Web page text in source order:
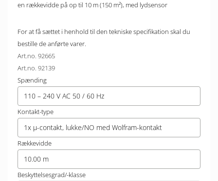
en rækkevidde på op til 10 m (150 m²), med lydsensor
For at få sættet i henhold til den tekniske specifikation skal du
bestille de anførte varer.
Art.no. 92665
Art.no. 92139
Spænding
110 – 240 V AC 50 / 60 Hz
Kontakt-type
1x µ-contakt, lukke/NO med Wolfram-kontakt
Rækkevidde
10.00 m
Beskyttelsesgrad/-klasse